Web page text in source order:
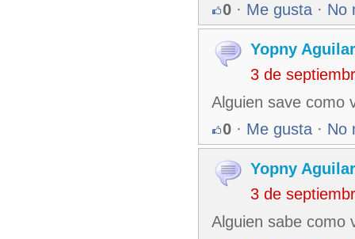
0 · Me gusta · No
Yopny
3 de
Alguien save como
0 · Me gusta · No
Yopny
3 de
Alguien sabe como